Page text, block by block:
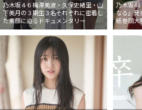
乃木坂４６梅澤美波・久保史緒里・山
下美月の３期生３名それぞれに密着し
た素顔に迫るドキュメンタリー
乃木坂
なる』発
紙巻頭大